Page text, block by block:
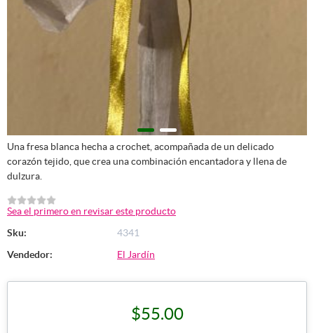
Una fresa blanca hecha a crochet, acompañada de un delicado
corazón tejido, que crea una combinación encantadora y llena de
dulzura.
Sea el primero en revisar este producto
Sku:
4341
Vendedor:
El Jardín
$55.00